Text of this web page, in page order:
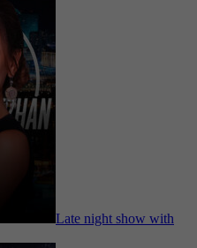
Late night show with